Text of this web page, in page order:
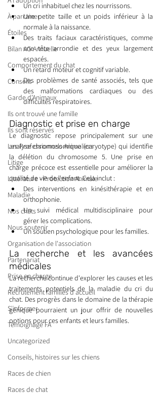
À parrainer
Étoiles
Bilan AG Annuelle
Comportement du chat
Conseils
Garde d’Animaux
Ils ont trouvé une famille
Ils sont réservés
Les Professionnels Animaliers
Litige
Littérature - Protection Animale
Maladie
Nos chats
Nous soutenir
Organisation de l'association
Partenariat
Prise en charge
Recrutement familles d'accueil
S'informer
Témoignage FA
Uncategorized
Conseils, histoires sur les chiens
Races de chien
Races de chat
Un cri inhabituel chez les nourrissons.
Une petite taille et un poids inférieur à la
normale à la naissance.
Des traits faciaux caractéristiques, comme
une tête arrondie et des yeux largement
espacés.
Un retard moteur et cognitif variable.
Des problèmes de santé associés, tels que
des malformations cardiaques ou des
difficultés respiratoires.
Diagnostic et prise en charge
Le diagnostic repose principalement sur une
analyse chromosomique (caryotype) qui identifie
la délétion du chromosome 5. Une prise en
charge précoce est essentielle pour améliorer la
qualité de vie de l'enfant. Cela inclut :
Des interventions en kinésithérapie et en
orthophonie.
Un suivi médical multidisciplinaire pour
gérer les complications.
Un soutien psychologique pour les familles.
La recherche et les avancées
médicales
La recherche continue d'explorer les causes et les
traitements potentiels de la maladie du cri du
chat. Des progrès dans le domaine de la thérapie
génique pourraient un jour offrir de nouvelles
options pour ces enfants et leurs familles.